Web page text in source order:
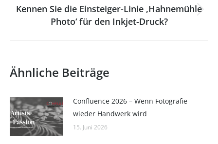
Nächster
Beitrag:
Kennen Sie die Einsteiger-Linie ‚Hahnemühle
Photo‘ für den Inkjet-Druck?
Ähnliche Beiträge
Confluence 2026 – Wenn Fotografie
wieder Handwerk wird
15. Juni 2026